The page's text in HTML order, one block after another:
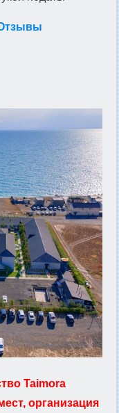
Taimora
организация